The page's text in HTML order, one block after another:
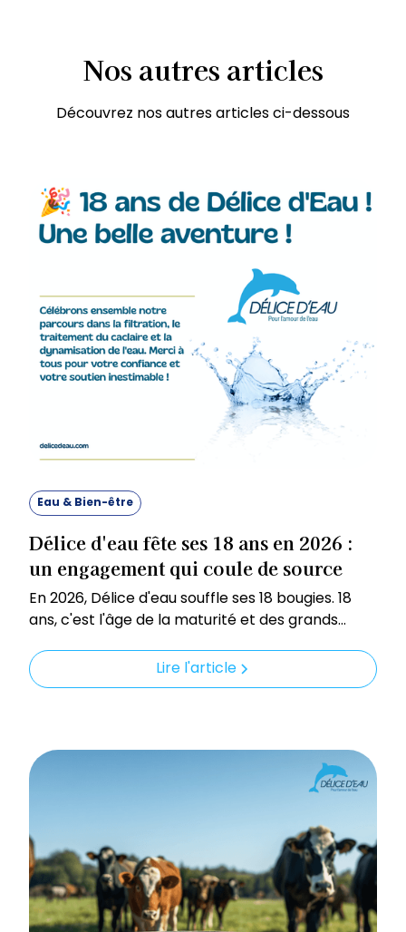
Nos autres articles
Découvrez nos autres articles ci-dessous
Eau & Bien-être
Délice d'eau fête ses 18 ans en 2026 :
un engagement qui coule de source
En 2026, Délice d'eau souffle ses 18 bougies. 18
ans, c'est l'âge de la maturité et des grands
Dordogne, c'est surtout une belle histoire de
passion et d'éthique qui se poursuit.
Lire l'article